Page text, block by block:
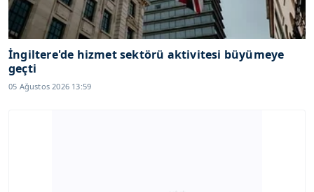
İngiltere'de hizmet sektörü aktivitesi büyümeye
geçti
05 Ağustos 2026 13:59